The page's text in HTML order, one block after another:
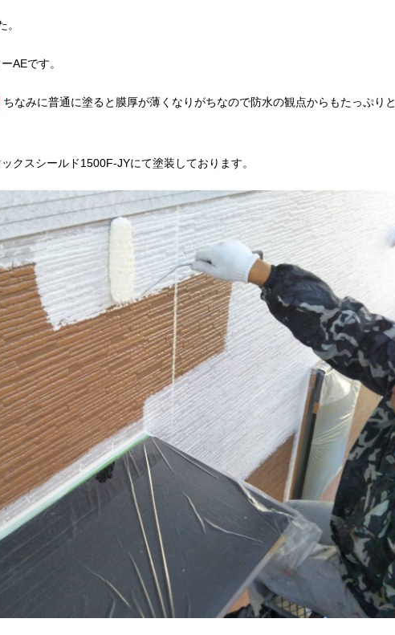
AEです。
ちなみに普通に塗ると膜厚が薄くなりがちなので防水の観点からもたっぷりと
クスシールド1500F-JYにて塗装しております。